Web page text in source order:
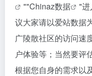
""Chinaz数据
"进
议大家请以爱站数据
广陵散社区的访问速
户体验等；当然要评
根据您自身的需求以